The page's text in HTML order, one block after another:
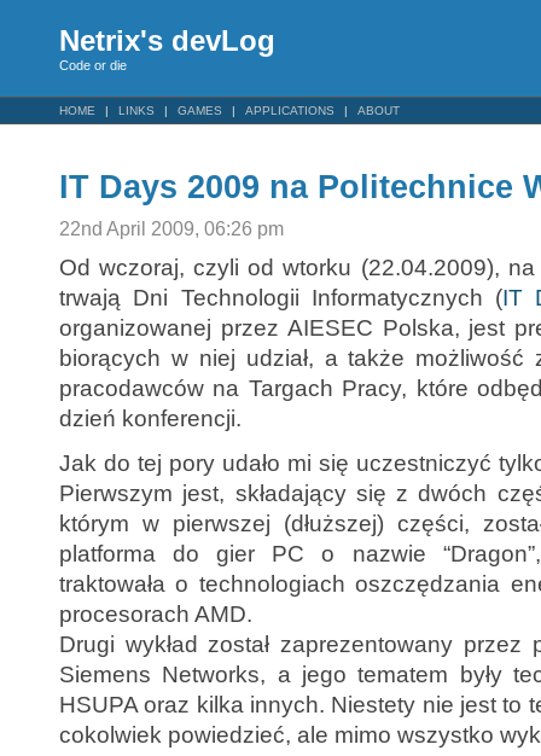
Netrix's devLog
Code or die
HOME LINKS GAMES APPLICATIONS ABOUT
IT Days 2009 na Politechnice
22nd April 2009, 06:26 pm
Od wczoraj, czyli od wtorku (22.04.2009), na
trwają Dni Technologii Informatycznych (IT
organizowanej przez AIESEC Polska, jest
biorących w niej udział, a także możliwość
pracodawców na Targach Pracy, które
dzień konferencji.
Jak do tej pory udało mi się uczestniczyć
Pierwszym jest, składający się z dwóch
którym w pierwszej (dłuższej) części,
platforma do gier PC o nazwie
traktowała o technologiach oszczędzania
procesorach AMD.
Drugi wykład został zaprezentowany przez
Siemens Networks, a jego tematem były
HSUPA oraz kilka innych. Niestety nie jest to
cokolwiek powiedzieć, ale mimo wszystko